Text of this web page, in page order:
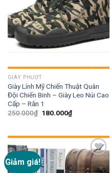
GIÀY PHƯỢT
Giày Lính Mỹ Chiến Thuật Quân
Đội Chiến Binh – Giày Leo Núi Cao
Cấp – Rằn 1
250.000₫ 180.000₫
Giảm giá!
Add to
wishlist